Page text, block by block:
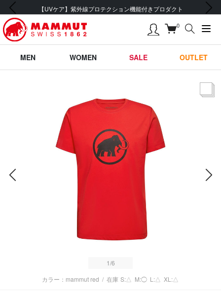
会員登録で【5,500円 (税込) 以上 送料無料】
前の画像 次の画像
0
MEN WOMEN SALE OUTLET
1/6
カラー：mammut red / 在庫 S:△ M:◯ L:△ XL:△